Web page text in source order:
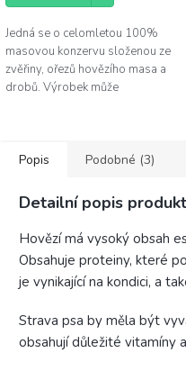
Jedná se o celomletou 100%
masovou konzervu složenou ze
zvěřiny, ořezů hovězího masa a
drobů. Výrobek může
Popis Podobné (3)
Detailní popis
Hovězí má vysoký obsah
Obsahuje proteiny, které
je vynikající na kondici, a
Strava psa by měla být
obsahují důležité vitamíny